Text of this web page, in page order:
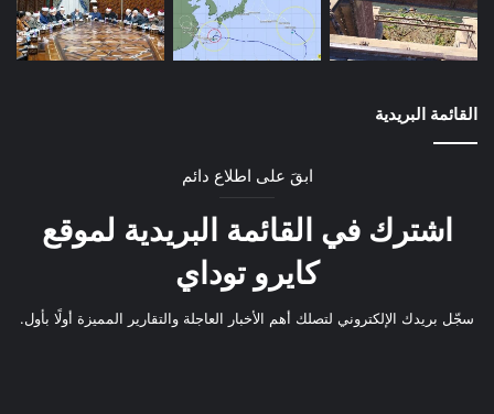
القائمة البريدية
ابقَ على اطلاع دائم
اشترك في القائمة البريدية لموقع
كايرو توداي
سجّل بريدك الإلكتروني لتصلك أهم الأخبار العاجلة والتقارير المميزة أولًا بأول.